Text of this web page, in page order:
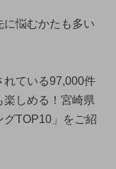
に悩むかたも多い
れている97,000件
楽しめる！宮崎県
TOP10」をご紹